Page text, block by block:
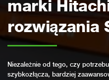
marki
rozwiązania
Niezależnie od tego, czy
szybkozłącza, bardziej